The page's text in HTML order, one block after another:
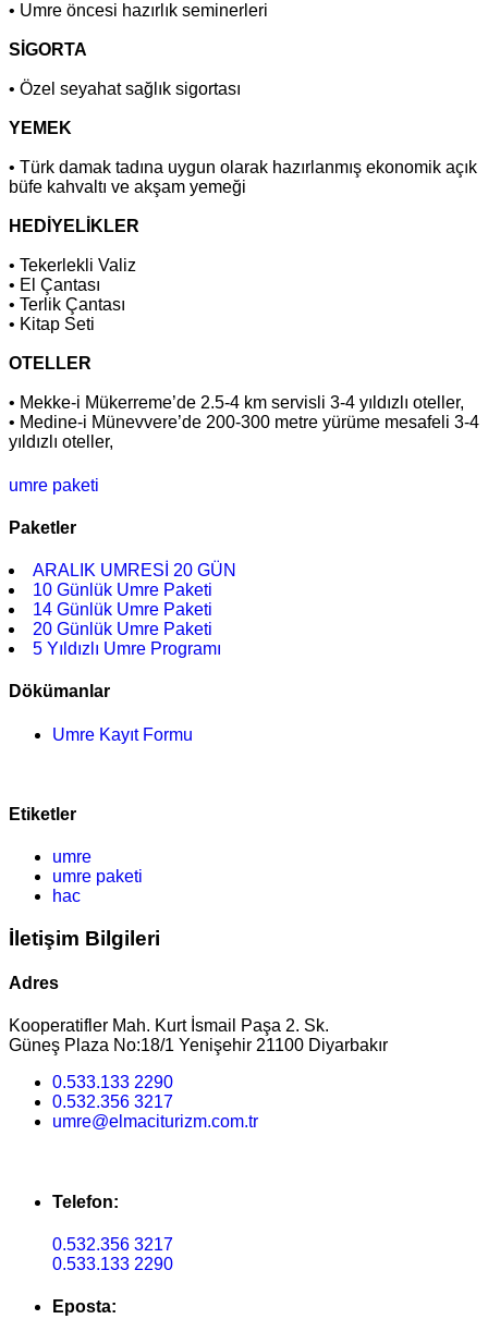
• Umre öncesi hazırlık seminerleri
SİGORTA
• Özel seyahat sağlık sigortası
YEMEK
• Türk damak tadına uygun olarak hazırlanmış ekonomik açık
büfe kahvaltı ve akşam yemeği
HEDİYELİKLER
• Tekerlekli Valiz
• El Çantası
• Terlik Çantası
• Kitap Seti
OTELLER
• Mekke-i Mükerreme’de 2.5-4 km servisli 3-4 yıldızlı oteller,
• Medine-i Münevvere’de 200-300 metre yürüme mesafeli 3-4
yıldızlı oteller,
umre paketi
Paketler
ARALIK UMRESİ 20 GÜN
10 Günlük Umre Paketi
14 Günlük Umre Paketi
20 Günlük Umre Paketi
5 Yıldızlı Umre Programı
Dökümanlar
Umre Kayıt Formu
Etiketler
umre
umre paketi
hac
İletişim Bilgileri
Adres
Kooperatifler Mah. Kurt İsmail Paşa 2. Sk.
Güneş Plaza No:18/1 Yenişehir 21100 Diyarbakır
0.533.133 2290
0.532.356 3217
umre@elmaciturizm.com.tr
Telefon:
0.532.356 3217
0.533.133 2290
Eposta: